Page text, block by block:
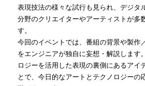
表現技法の様々な試行も見られ、デジタ
分野のクリエイターやアーティストが多
す。
今回のイベントでは、番組の背景や製作
をエンジニアが独自に妄想・解説します
ロジーを活用した表現の裏側にあるアイ
とで、今日的なアートとテクノロジーの